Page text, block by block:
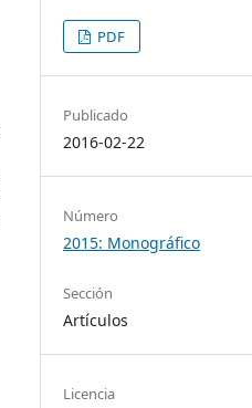
PDF
Publicado
2016-02-22
Número
2015: Monográfico
Sección
Artículos
Licencia